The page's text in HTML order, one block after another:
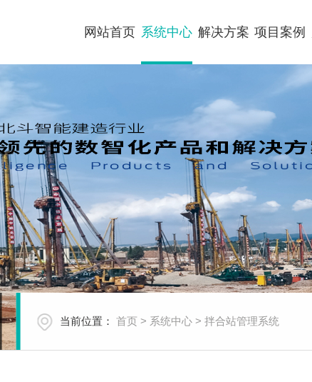
网站首页 系统中心 解决方案 项目案例
当前位置： 首页 > 系统中心> 拌合站管理系统